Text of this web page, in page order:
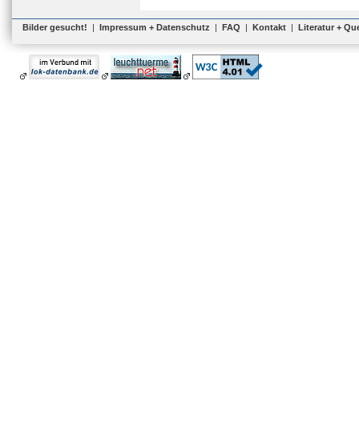
Bilder gesucht! | Impressum + Datenschutz | FAQ | Kontakt | Literatur +